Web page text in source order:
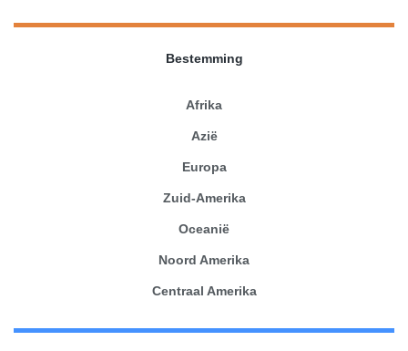
Bestemming
Afrika
Azië
Europa
Zuid-Amerika
Oceanië
Noord Amerika
Centraal Amerika